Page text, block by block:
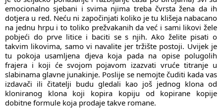
emocionalno sjebani i svima njima treba čvrsta žena da ih
dotjera u red. Neću ni započinjati koliko je tu klišeja nabacano
na jednu hrpu i to toliko prežvakanih da već i sami likovi žele
pobjeći do prve litice i baciti se s njih. Ako želite pisati o
takvim likovima, samo vi navalite jer tržište postoji. Uvijek je
tu pokoja usamljena djeva koja pada na opise polugolih
frajera i koji će svojom pojavom izazvati vruće titranje u
slabinama glavne junakinje. Poslije se nemojte čuditi kada vas
izdavači ili čitatelji budu gledali kao još jednog klona od
kloniranog klona koji kopira kopiju od kopirane kopije
dobitne formule koja prodaje takve romane.